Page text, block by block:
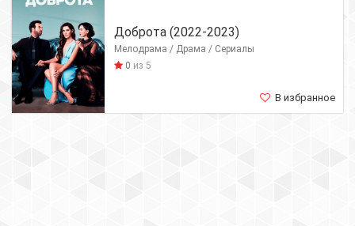
Доброта (2022-2023)
Мелодрама / Драма / Сериалы
0 из 5
В избранное